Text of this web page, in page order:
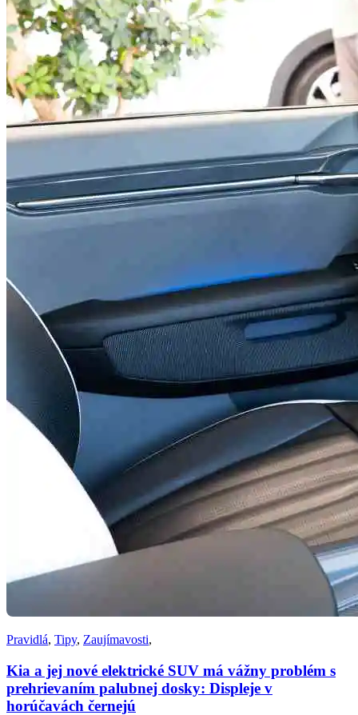
Pravidlá, Tipy, Zaujímavosti,
Kia a jej nové elektrické SUV má vážny problém s
prehrievaním palubnej dosky: Displeje v
horúčavách černejú